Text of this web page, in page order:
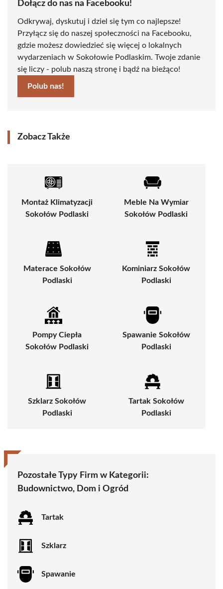
Dołącz do nas na Facebooku!
Odkrywaj, dyskutuj i dziel się tym co najlepsze!
Przyłącz się do naszej społeczności na Facebooku,
gdzie możesz dowiedzieć się więcej o lokalnych
wydarzeniach w Sokołowie Podlaskim. Twoje zdanie
się liczy - polub naszą stronę i bądź na bieżąco!
Polub nas!
Zobacz Także
Montaż Klimatyzacji
Sokołów Podlaski
Meble Na Wymiar
Sokołów Podlaski
Materace Sokołów
Podlaski
Kominiarz Sokołów
Podlaski
Pompy Ciepła
Sokołów Podlaski
Spawanie Sokołów
Podlaski
Szklarz Sokołów
Podlaski
Tartak Sokołów
Podlaski
Pozostałe Typy Firm w Kategorii:
Budownictwo, Dom i Ogród
Tartak
Szklarz
Spawanie